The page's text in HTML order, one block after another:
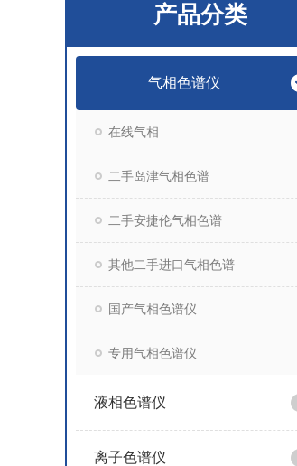
产品分类
气相色谱仪
在线气相
二手岛津气相色谱
二手安捷伦气相色谱
其他二手进口气相色谱
国产气相色谱仪
专用气相色谱仪
液相色谱仪
离子色谱仪